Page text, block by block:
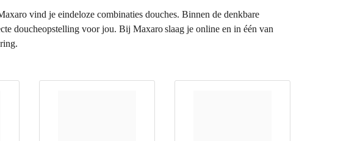
vind je eindeloze combinaties douches. Binnen de denkbare
doucheopstelling voor jou. Bij Maxaro slaag je online en in één van